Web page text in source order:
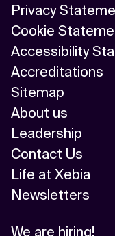
Privacy
Cookie
Accessibility
Accreditations
Sitemap
About us
Leadership
Contact Us
Life at Xebia
Newsletters
We are hiring!